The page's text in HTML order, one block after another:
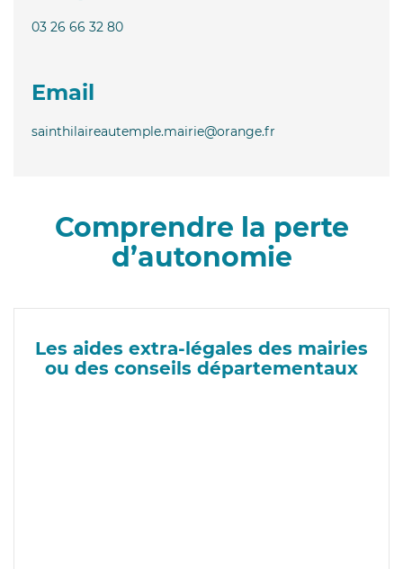
03 26 66 32 80
Email
sainthilaireautemple.mairie@orange.fr
Comprendre la perte
d’autonomie
Les aides extra-légales des mairies
ou des conseils départementaux